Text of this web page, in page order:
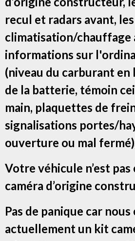
recul et radars avant,
climatisation/chauffage
informations sur
(niveau du carburant
de la batterie, témoin
main, plaquettes de
signalisations portes/
ouverture ou mal
Votre véhicule n’est pas
caméra d’origine
Pas de panique car
actuellement un kit